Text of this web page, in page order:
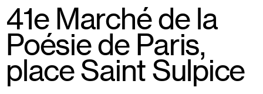
41e Marché de la
Poésie de Paris,
place Saint Sulpice